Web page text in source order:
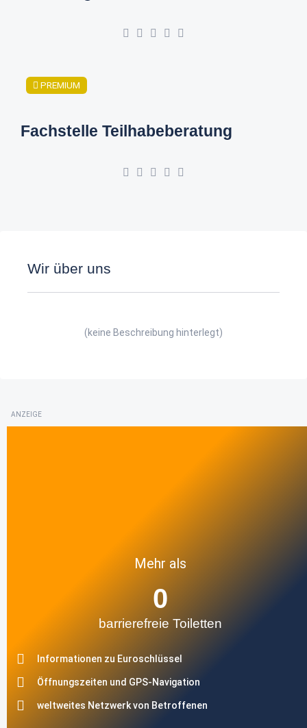
PREMIUM
Fachstelle Teilhabeberatung
Wir über uns
(keine Beschreibung hinterlegt)
ANZEIGE
Mehr als
barrierefreie Toiletten
0
Informationen zu Euroschlüssel
Öffnungszeiten und GPS-Navigation
weltweites Netzwerk von Betroffenen